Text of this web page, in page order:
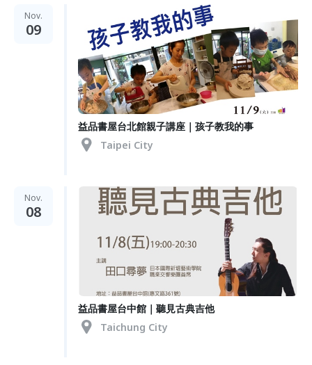
Nov.
09
益品書屋台北館親子講座｜孩子教我的事
Taipei City
Nov.
08
益品書屋台中館｜聽見古典吉他
Taichung City